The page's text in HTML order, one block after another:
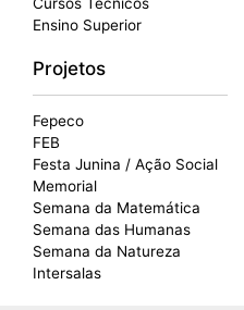
Ensino Superior
Projetos
Fepeco
FEB
Festa Junina / Ação Social
Memorial
Semana da Matemática
Semana das Humanas
Semana da Natureza
Intersalas